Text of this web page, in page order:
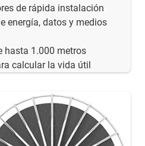
de rápida instalación
energía, datos y medios
hasta 1.000 metros
calcular la vida útil